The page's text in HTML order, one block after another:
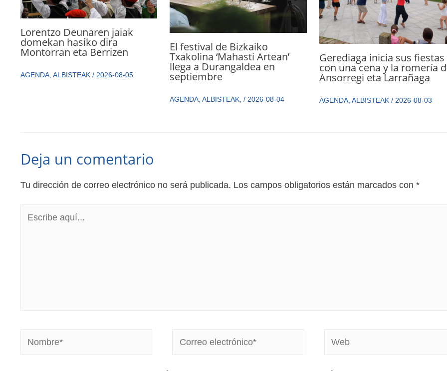
Lorentzo Deunaren jaiak
domekan hasiko dira
Montorran eta Berrizen
AGENDA, ALBISTEAK/ 2026-08-05
El festival de Bizkaiko
Txakolina ‘Mahasti Artean’
llega a Durangaldea en
septiembre
AGENDA ,ALBISTEAK ,/ 2026-08-04
Gerediaga inicia sus fiestas
con una cena y la romería
Ansorregi eta Larrañaga
AGENDA, ALBISTEAK/ 2026-08-03
Deja un comentario
Tu dirección de correo electrónico no será publicada. Los campos obligatorios están marcados con *